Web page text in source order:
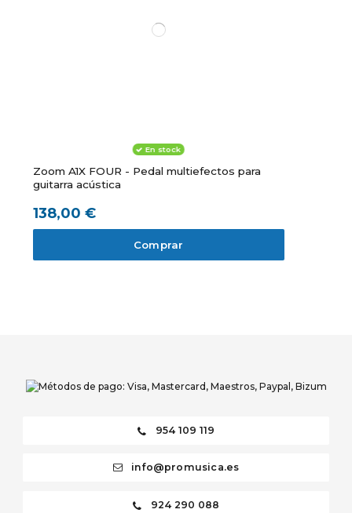
En stock
Zoom A1X FOUR - Pedal multiefectos para
guitarra acústica
138,00 €
Comprar
954 109 119
info@promusica.es
924 290 088